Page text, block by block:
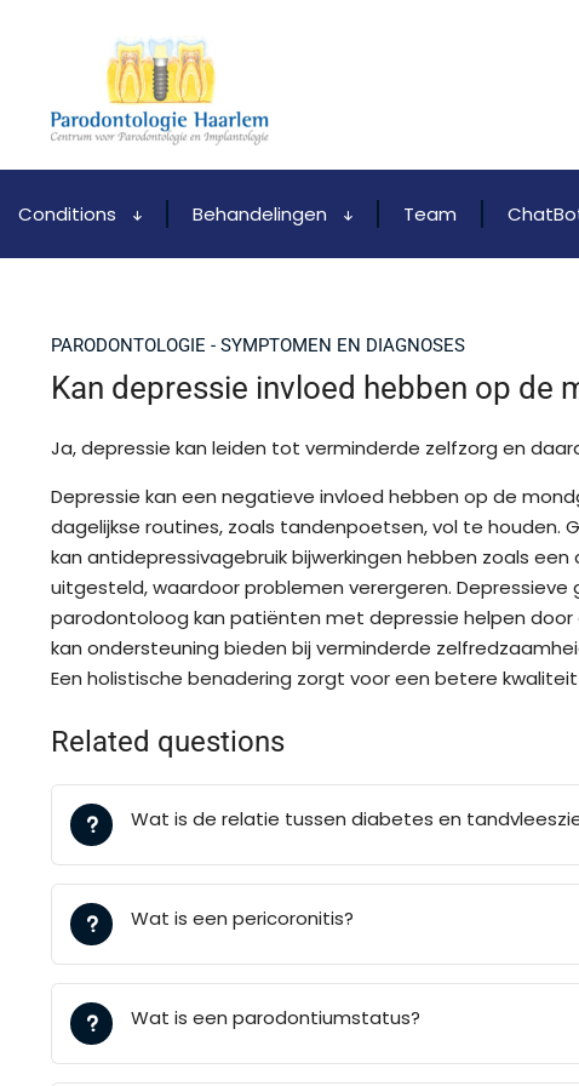
Conditions Behandelingen Team
PARODONTOLOGIE - SYMPTOMEN EN DIAGNOSES
Kan depressie invloed hebben op de
Ja, depressie kan leiden tot verminderde zelfzorg en
Depressie kan een negatieve invloed hebben op de
dagelijkse routines, zoals tandenpoetsen, vol te
kan antidepressivagebruik bijwerkingen hebben zoals
uitgesteld, waardoor problemen verergeren.
parodontoloog kan patiënten met depressie helpen
kan ondersteuning bieden bij verminderde
Een holistische benadering zorgt voor een betere
Related questions
Wat is de relatie tussen diabetes en
Wat is een pericoronitis?
Wat is een parodontiumstatus?